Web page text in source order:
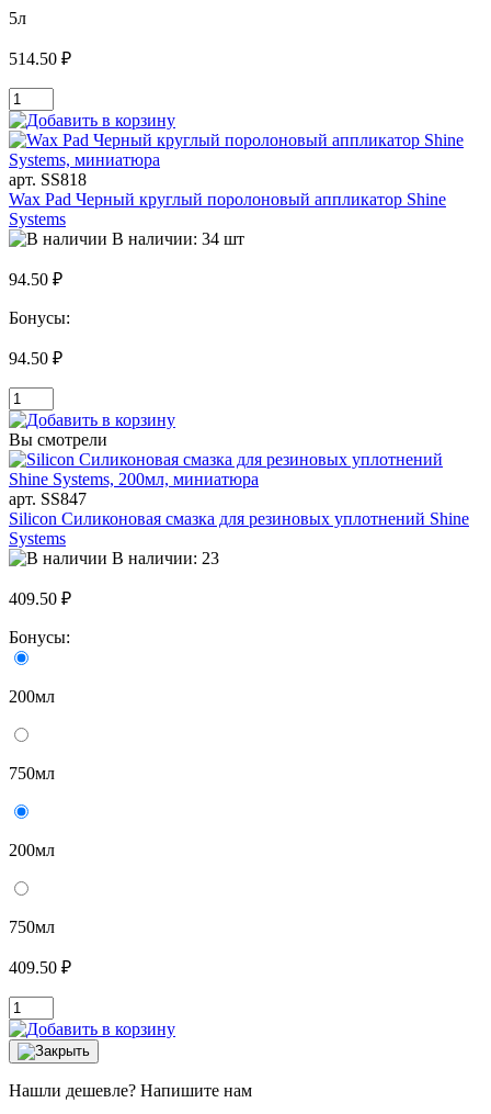
5л
514.50 ₽
арт. SS818
Wax Pad Черный круглый поролоновый аппликатор Shine
Systems
В наличии: 34 шт
94.50 ₽
Бонусы:
94.50 ₽
Вы смотрели
арт. SS847
Silicon Силиконовая смазка для резиновых уплотнений Shine
Systems
В наличии: 23
409.50 ₽
Бонусы:
200мл
750мл
200мл
750мл
409.50 ₽
Нашли дешевле? Напишите нам